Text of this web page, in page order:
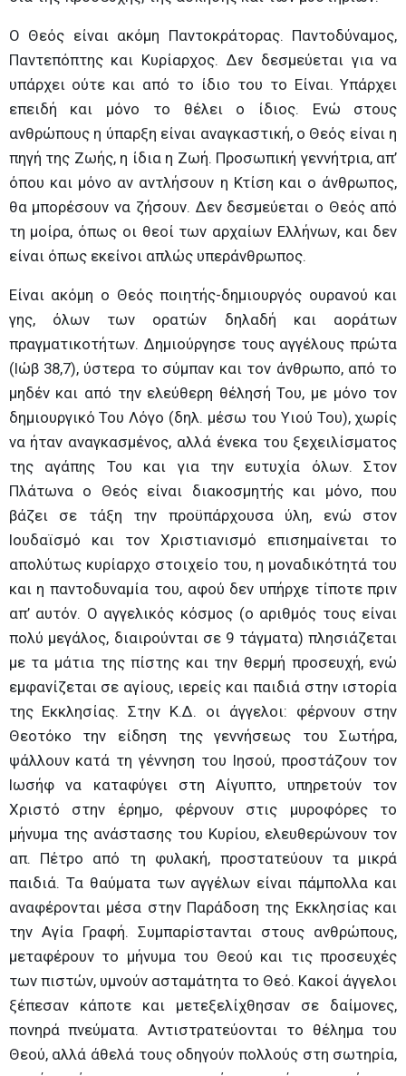
Ο Θεός είναι ακόμη Παντοκράτορας. Παντοδύναμος,
Παντεπόπτης και Κυρίαρχος. Δεν δεσμεύεται για να
υπάρχει ούτε και από το ίδιο του το Είναι. Υπάρχει
επειδή και μόνο το θέλει ο ίδιος. Ενώ στους
ανθρώπους η ύπαρξη είναι αναγκαστική, ο Θεός είναι η
πηγή της Ζωής, η ίδια η Ζωή. Προσωπική γεννήτρια, απ’
όπου και μόνο αν αντλήσουν η Κτίση και ο άνθρωπος,
θα μπορέσουν να ζήσουν. Δεν δεσμεύεται ο Θεός από
τη μοίρα, όπως οι θεοί των αρχαίων Ελλήνων, και δεν
είναι όπως εκείνοι απλώς υπεράνθρωπος.
Είναι ακόμη ο Θεός ποιητής-δημιουργός ουρανού και
γης, όλων των ορατών δηλαδή και αοράτων
πραγματικοτήτων. Δημιούργησε τους αγγέλους πρώτα
(Ιώβ 38,7), ύστερα το σύμπαν και τον άνθρωπο, από το
μηδέν και από την ελεύθερη θέλησή Του, με μόνο τον
δημιουργικό Του Λόγο (δηλ. μέσω του Υιού Του), χωρίς
να ήταν αναγκασμένος, αλλά ένεκα του ξεχειλίσματος
της αγάπης Του και για την ευτυχία όλων. Στον
Πλάτωνα ο Θεός είναι διακοσμητής και μόνο, που
βάζει σε τάξη την προϋπάρχουσα ύλη, ενώ στον
Ιουδαϊσμό και τον Χριστιανισμό επισημαίνεται το
απολύτως κυρίαρχο στοιχείο του, η μοναδικότητά του
και η παντοδυναμία του, αφού δεν υπήρχε τίποτε πριν
απ’ αυτόν. Ο αγγελικός κόσμος (ο αριθμός τους είναι
πολύ μεγάλος, διαιρούνται σε 9 τάγματα) πλησιάζεται
με τα μάτια της πίστης και την θερμή προσευχή, ενώ
εμφανίζεται σε αγίους, ιερείς και παιδιά στην ιστορία
της Εκκλησίας. Στην Κ.Δ. οι άγγελοι: φέρνουν στην
Θεοτόκο την είδηση της γεννήσεως του Σωτήρα,
ψάλλουν κατά τη γέννηση του Ιησού, προστάζουν τον
Ιωσήφ να καταφύγει στη Αίγυπτο, υπηρετούν τον
Χριστό στην έρημο, φέρνουν στις μυροφόρες το
μήνυμα της ανάστασης του Κυρίου, ελευθερώνουν τον
απ. Πέτρο από τη φυλακή, προστατεύουν τα μικρά
παιδιά. Τα θαύματα των αγγέλων είναι πάμπολλα και
αναφέρονται μέσα στην Παράδοση της Εκκλησίας και
την Αγία Γραφή. Συμπαρίστανται στους ανθρώπους,
μεταφέρουν το μήνυμα του Θεού και τις προσευχές
των πιστών, υμνούν ασταμάτητα το Θεό. Κακοί άγγελοι
ξέπεσαν κάποτε και μετεξελίχθησαν σε δαίμονες,
πονηρά πνεύματα. Αντιστρατεύονται το θέλημα του
Θεού, αλλά άθελά τους οδηγούν πολλούς στη σωτηρία,